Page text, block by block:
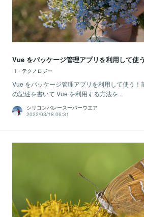
Vue をパッケージ管理アプリを利用して使
IT・テクノロジー
Vue をパッケージ管理アプリを利用して使う！
の記述を書いて Vue を利用する方法を...
シリコンバレースーパーウエア
2022/03/18 06:31